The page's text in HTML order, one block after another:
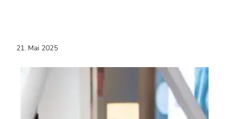
21. Mai 2025